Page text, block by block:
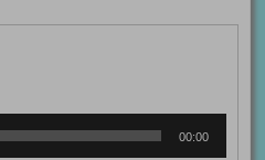
00:00